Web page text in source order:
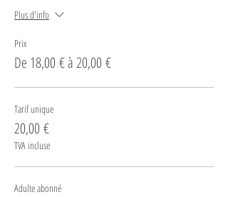
Plus d'info
Prix
De 18,00 € à 20,00 €
Tarif unique
20,00 €
TVA incluse
Adulte abonné